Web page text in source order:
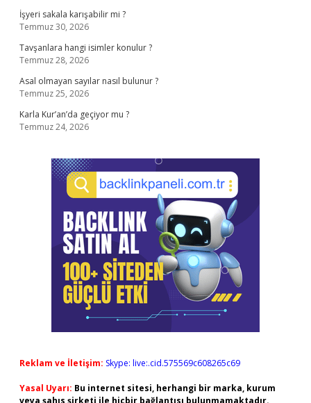
İşyeri sakala karışabilir mi ?
Temmuz 30, 2026
Tavşanlara hangi isimler konulur ?
Temmuz 28, 2026
Asal olmayan sayılar nasıl bulunur ?
Temmuz 25, 2026
Karla Kur’an’da geçiyor mu ?
Temmuz 24, 2026
Reklam ve İletişim: Skype: live:.cid.575569c608265c69
Yasal Uyarı: Bu internet sitesi, herhangi bir marka, kurum
veya şahıs şirketi ile hiçbir bağlantısı bulunmamaktadır.